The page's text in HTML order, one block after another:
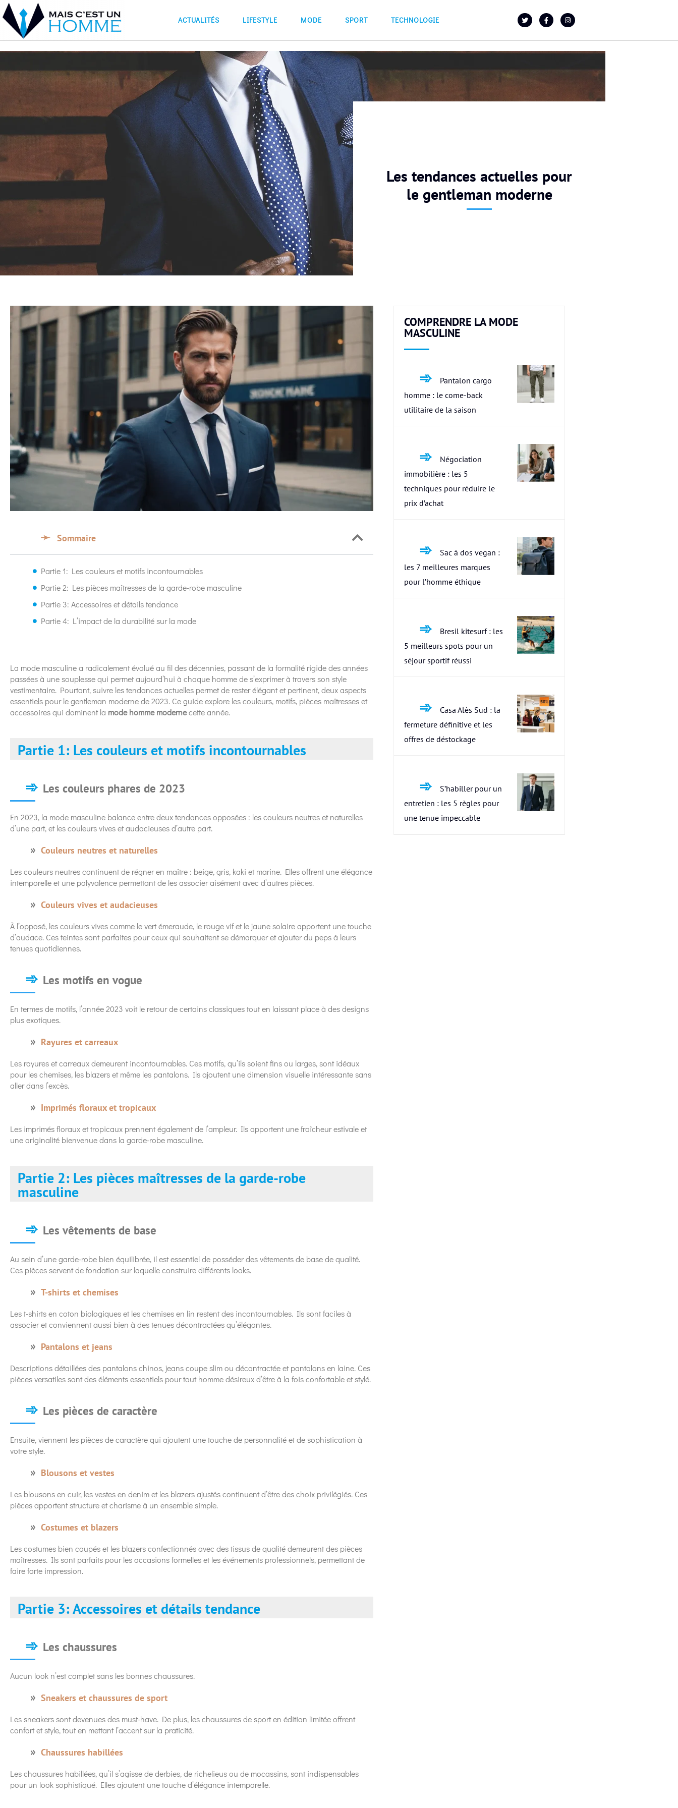
ACTUALITÉS LIFESTYLE MODE SPORT TECHNOLOGIE
Les tendances actuelles pour
le gentleman moderne
Sommaire
Partie 1: Les couleurs et motifs incontournables
Partie 2: Les pièces maîtresses de la garde-robe masculine
Partie 3: Accessoires et détails tendance
Partie 4: L’impact de la durabilité sur la mode
La mode masculine a radicalement évolué au fil des décennies, passant de la formalité rigide des années
passées à une souplesse qui permet aujourd’hui à chaque homme de s’exprimer à travers son style
vestimentaire. Pourtant, suivre les tendances actuelles permet de rester élégant et pertinent, deux aspects
essentiels pour le gentleman moderne de 2023. Ce guide explore les couleurs, motifs, pièces maîtresses et
accessoires qui dominent la mode homme modernecette année.
Partie 1: Les couleurs et motifs incontournables
Les couleurs phares de 2023
En 2023, la mode masculine balance entre deux tendances opposées : les couleurs neutres et naturelles
d’une part, et les couleurs vives et audacieuses d’autre part.
Couleurs neutres et naturelles
Les couleurs neutres continuent de régner en maître : beige, gris, kaki et marine. Elles offrent une élégance
intemporelle et une polyvalence permettant de les associer aisément avec d’autres pièces.
Couleurs vives et audacieuses
À l’opposé, les couleurs vives comme le vert émeraude, le rouge vif et le jaune solaire apportent une touche
d’audace. Ces teintes sont parfaites pour ceux qui souhaitent se démarquer et ajouter du peps à leurs
tenues quotidiennes.
Les motifs en vogue
En termes de motifs, l’année 2023 voit le retour de certains classiques tout en laissant place à des designs
plus exotiques.
Rayures et carreaux
Les rayures et carreaux demeurent incontournables. Ces motifs, qu’ils soient fins ou larges, sont idéaux
pour les chemises, les blazers et même les pantalons. Ils ajoutent une dimension visuelle intéressante sans
aller dans l’excès.
Imprimés floraux et tropicaux
Les imprimés floraux et tropicaux prennent également de l’ampleur. Ils apportent une fraîcheur estivale et
une originalité bienvenue dans la garde-robe masculine.
Partie 2: Les pièces maîtresses de la garde-robe
masculine
Les vêtements de base
Au sein d’une garde-robe bien équilibrée, il est essentiel de posséder des vêtements de base de qualité.
Ces pièces servent de fondation sur laquelle construire différents looks.
T-shirts et chemises
Les t-shirts en coton biologiques et les chemises en lin restent des incontournables. Ils sont faciles à
associer et conviennent aussi bien à des tenues décontractées qu’élégantes.
Pantalons et jeans
Descriptions détaillées des pantalons chinos, jeans coupe slim ou décontractée et pantalons en laine. Ces
pièces versatiles sont des éléments essentiels pour tout homme désireux d’être à la fois confortable et stylé.
Les pièces de caractère
Ensuite, viennent les pièces de caractère qui ajoutent une touche de personnalité et de sophistication à
votre style.
Blousons et vestes
Les blousons en cuir, les vestes en denim et les blazers ajustés continuent d’être des choix privilégiés. Ces
pièces apportent structure et charisme à un ensemble simple.
Costumes et blazers
Les costumes bien coupés et les blazers confectionnés avec des tissus de qualité demeurent des pièces
maîtresses. Ils sont parfaits pour les occasions formelles et les événements professionnels, permettant de
faire forte impression.
Partie 3: Accessoires et détails tendance
Les chaussures
Aucun look n’est complet sans les bonnes chaussures.
Sneakers et chaussures de sport
Les sneakers sont devenues des must-have. De plus, les chaussures de sport en édition limitée offrent
confort et style, tout en mettant l’accent sur la praticité.
Chaussures habillées
Les chaussures habillées, qu’il s’agisse de derbies, de richelieus ou de mocassins, sont indispensables
pour un look sophistiqué. Elles ajoutent une touche d’élégance intemporelle.
COMPRENDRE LA MODE
MASCULINE
Pantalon cargo
homme : le come-back
utilitaire de la saison
Négociation
immobilière : les 5
techniques pour réduire le
prix d’achat
Sac à dos vegan :
les 7 meilleures marques
pour l’homme éthique
Bresil kitesurf : les
5 meilleurs spots pour un
séjour sportif réussi
Casa Alès Sud : la
fermeture définitive et les
offres de déstockage
S’habiller pour un
entretien : les 5 règles pour
une tenue impeccable